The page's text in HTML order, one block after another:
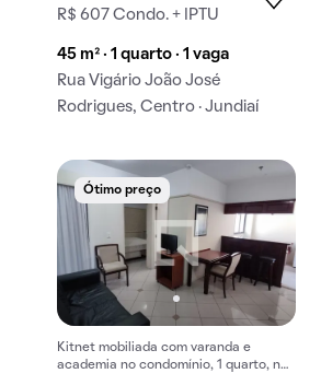
R$ 607 Condo. + IPTU
45 m² · 1 quarto · 1 vaga
Rua Vigário João José
Rodrigues, Centro · Jundiaí
Ótimo preço
Kitnet mobiliada com varanda e
academia no condomínio, 1 quarto, no